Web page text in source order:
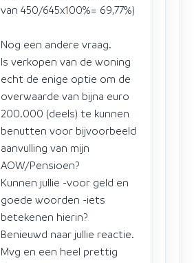
van 450/645x100%= 69,77%)
Nog een andere vraag.
Is verkopen van de woning
echt de enige optie om de
overwaarde van bijna euro
200.000 (deels) te kunnen
benutten voor bijvoorbeeld
aanvulling van mijn
AOW/Pensioen?
Kunnen jullie -voor geld en
goede woorden -iets
betekenen hierin?
Benieuwd naar jullie reactie.
Mvg en een heel prettig